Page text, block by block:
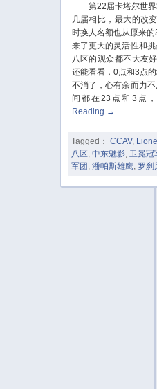
第22届卡塔尔世界
几届相比，最大的改
时换人名额也从原来
来了更大的灵活性和
八区的观众都不大友
还能看看，0点和3点
不消了，心有余而力
间都在23点和3点
Reading →
Tagged： CCAV,
八区,中东魅影,卫冕冠
军团 ,潘帕斯雄鹰, 罗刹